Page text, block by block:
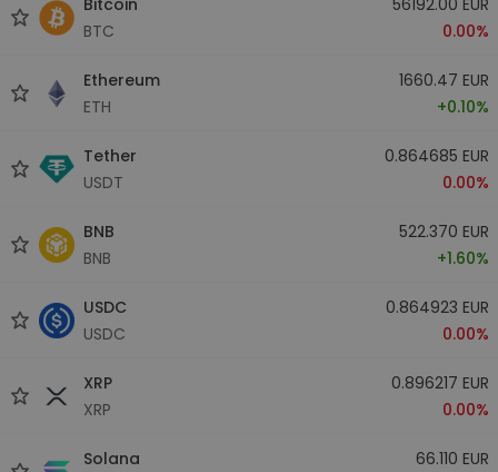
BTC
0.00%
Ethereum
ETH
1660.47 EUR
+0.10%
Tether
USDT
0.864685 EUR
0.00%
BNB
BNB
522.370 EUR
+1.60%
USDC
USDC
0.864923 EUR
0.00%
XRP
XRP
0.896217 EUR
0.00%
Solana
66.110 EUR